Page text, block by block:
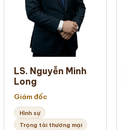
LS. Nguyễn Minh
Long
Giám đốc
Hình sự
Trọng tài thương mại